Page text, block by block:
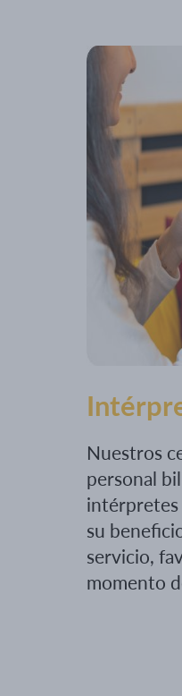
Nuestros
personal
intérpretes
su
servicio,
momento